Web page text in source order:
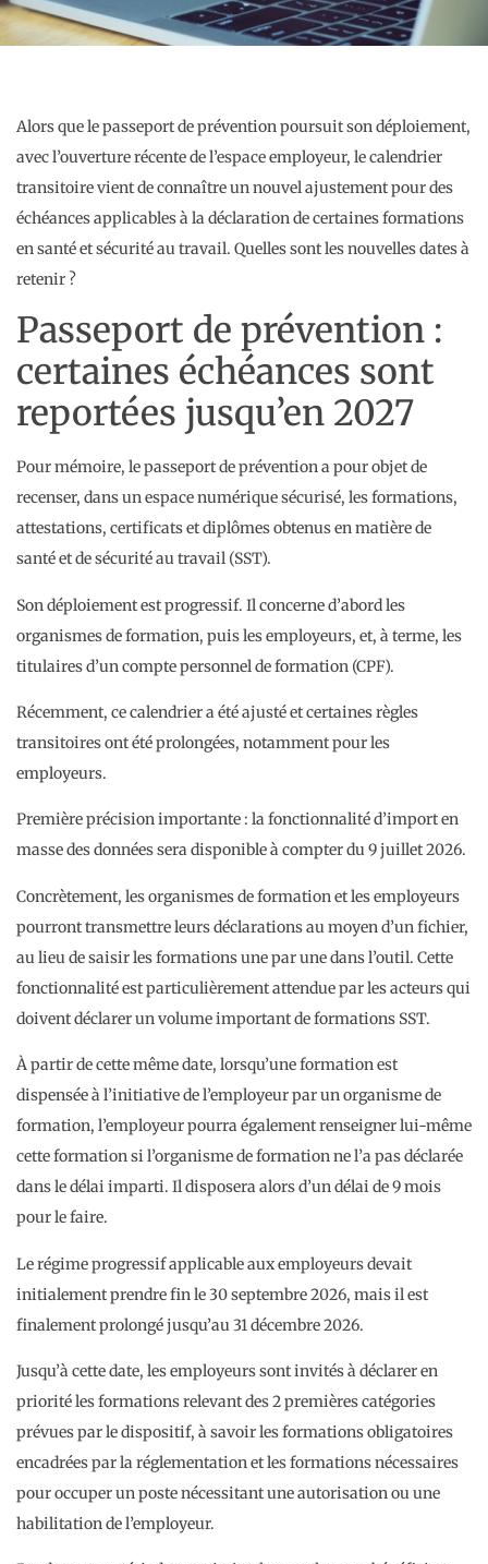
Alors que le passeport de prévention poursuit son déploiement,
avec l’ouverture récente de l’espace employeur, le calendrier
transitoire vient de connaître un nouvel ajustement pour des
échéances applicables à la déclaration de certaines formations
en santé et sécurité au travail. Quelles sont les nouvelles dates à
retenir ?
Passeport de prévention :
certaines échéances sont
reportées jusqu’en 2027
Pour mémoire, le passeport de prévention a pour objet de
recenser, dans un espace numérique sécurisé, les formations,
attestations, certificats et diplômes obtenus en matière de
santé et de sécurité au travail (SST).
Son déploiement est progressif. Il concerne d’abord les
organismes de formation, puis les employeurs, et, à terme, les
titulaires d’un compte personnel de formation (CPF).
Récemment, ce calendrier a été ajusté et certaines règles
transitoires ont été prolongées, notamment pour les
employeurs.
Première précision importante : la fonctionnalité d’import en
masse des données sera disponible à compter du 9 juillet 2026.
Concrètement, les organismes de formation et les employeurs
pourront transmettre leurs déclarations au moyen d’un fichier,
au lieu de saisir les formations une par une dans l’outil. Cette
fonctionnalité est particulièrement attendue par les acteurs qui
doivent déclarer un volume important de formations SST.
À partir de cette même date, lorsqu’une formation est
dispensée à l’initiative de l’employeur par un organisme de
formation, l’employeur pourra également renseigner lui-même
cette formation si l’organisme de formation ne l’a pas déclarée
dans le délai imparti. Il disposera alors d’un délai de 9 mois
pour le faire.
Le régime progressif applicable aux employeurs devait
initialement prendre fin le 30 septembre 2026, mais il est
finalement prolongé jusqu’au 31 décembre 2026.
Jusqu’à cette date, les employeurs sont invités à déclarer en
priorité les formations relevant des 2 premières catégories
prévues par le dispositif, à savoir les formations obligatoires
encadrées par la réglementation et les formations nécessaires
pour occuper un poste nécessitant une autorisation ou une
habilitation de l’employeur.